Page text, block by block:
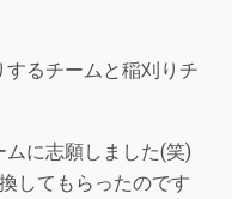
るチームと稲刈りチ
に志願しました(笑)
してもらったのです